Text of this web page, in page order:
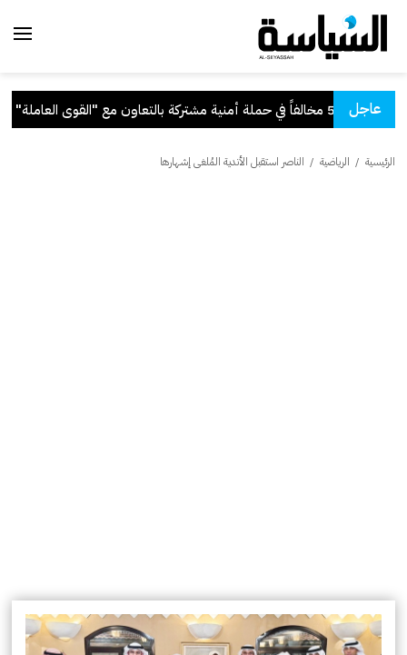
عاجلبالتعاون مع "القوى العاملة" .
الرئيسية / الرياضية / الناصر استقبل الأندية المُلغى إشهارها